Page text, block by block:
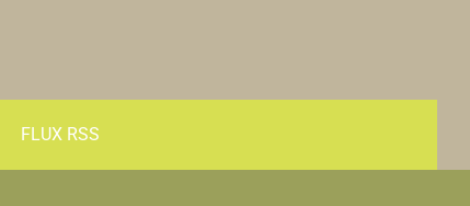
FLUX RSS